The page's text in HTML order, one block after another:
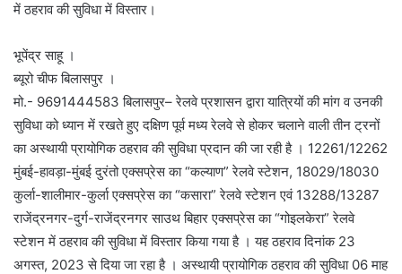
में ठहराव की सुविधा में विस्तार।
भूपेंद्र साहू ।
ब्यूरो चीफ बिलासपुर ।
मो.- 9691444583 बिलासपुर– रेलवे प्रशासन द्वारा यात्रियों की मांग व उनकी
सुविधा को ध्यान में रखते हुए दक्षिण पूर्व मध्य रेलवे से होकर चलाने वाली तीन ट्रनों
का अस्थायी प्रायोगिक ठहराव की सुविधा प्रदान की जा रही है । 12261/12262
मुंबई-हावड़ा-मुंबई दुरंतो एक्सप्रेस का “कल्याण” रेलवे स्टेशन, 18029/18030
कुर्ला-शालीमार-कुर्ला एक्सप्रेस का “कसारा” रेलवे स्टेशन एवं 13288/13287
राजेंद्रनगर-दुर्ग-राजेंद्रनगर साउथ बिहार एक्सप्रेस का “गोइलकेरा” रेलवे
स्टेशन में ठहराव की सुविधा में विस्तार किया गया है । यह ठहराव दिनांक 23
अगस्त, 2023 से दिया जा रहा है । अस्थायी प्रायोगिक ठहराव की सुविधा 06 माह